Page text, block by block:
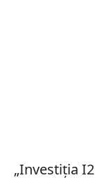
„Investiţia